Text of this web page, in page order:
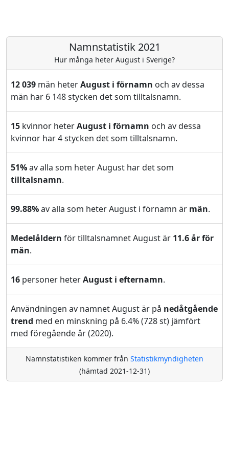
Namnstatistik 2021
Hur många heter August i Sverige?
12 039 män heterAugust i förnamn och av dessa
män har 6 148 stycken det som tilltalsnamn.
15 kvinnor heterAugust i förnamn och av dessa
kvinnor har 4 stycken det som tilltalsnamn.
51%av alla som heter August har det som
tilltalsnamn.
99.88%av alla som heter August i förnamn är män.
Medelåldern för tilltalsnamnet August är 11.6 år för
män.
16 personer heterAugust i efternamn.
Användningen av namnet August är på nedåtgående
trend med en minskning på 6.4% (728 st) jämfört
med föregående år (2020).
Namnstatistiken kommer från Statistikmyndigheten
(hämtad 2021-12-31)